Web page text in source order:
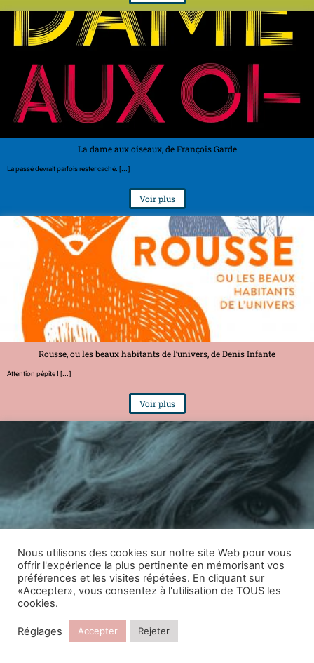
La dame aux oiseaux, de François Garde
La passé devrait parfois rester caché. [...]
Voir plus
Rousse, ou les beaux habitants de l’univers, de Denis Infante
Attention pépite ! [...]
Voir plus
L’Appel: histoire d’une femme argentine, de Leila Guerriero
Vous ne connaissez rien à l'histoire argentine ? Moi non plus, et pourtant ce livre est PASSIONNANT
! [...]
Voir plus
Nous utilisons des cookies sur notre site Web pour vous
offrir l'expérience la plus pertinente en mémorisant vos
préférences et les visites répétées. En cliquant sur
«Accepter», vous consentez à l'utilisation de TOUS les
cookies.
Réglages Accepter Rejeter